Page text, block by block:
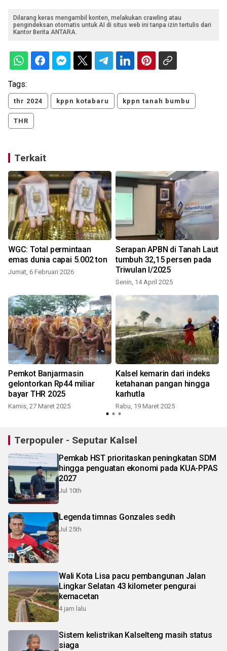
Dilarang keras mengambil konten, melakukan crawling atau
pengindeksan otomatis untuk AI di situs web ini tanpa izin tertulis dari
Kantor Berita ANTARA.
Tags:
thr 2024 kppn kotabaru kppn tanah bumbu
THR
Terkait
WGC: Total permintaan
emas dunia capai 5.002 ton
Jumat, 6 Februari 2026
Serapan APBN di Tanah Laut
tumbuh 32,15 persen pada
Triwulan I/2025
Senin, 14 April 2025
Pemkot Banjarmasin
gelontorkan Rp44 miliar
bayar THR 2025
Kamis, 27 Maret 2025
Kalsel kemarin dari indeks
ketahanan pangan hingga
karhutla
Rabu, 19 Maret 2025
Terpopuler - Seputar Kalsel
Pemkab HST prioritaskan peningkatan SDM
hingga penguatan ekonomi pada KUA-PPAS
2027
Jul 10th
Legenda timnas Gonzales sedih
Jul 25th
Wali Kota Lisa pacu pembangunan Jalan
Lingkar Selatan 43 kilometer pengurai
kemacetan
4 jam lalu
Sistem kelistrikan Kalselteng masih status
siaga